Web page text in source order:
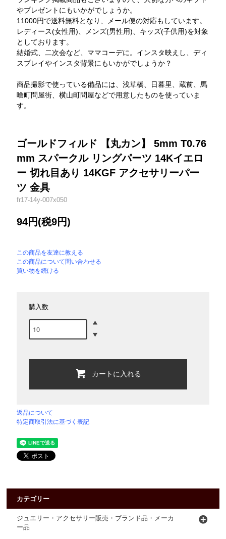
やプレゼントにもいかがでしょうか。
11000円で送料無料となり、メール便の対応もしています。
レディース(女性用)、メンズ(男性用)、キッズ(子供用)を対象
としております。
結婚式、二次会など、ママコーデに。インスタ映えし、ディ
スプレイやインスタ背景にもいかがでしょうか？
商品撮影で使っている備品には、浅草橋、日暮里、蔵前、馬
喰町問屋街、横山町問屋などで用意したものを使っていま
す。
ゴールドフィルド 【丸カン】 5mm T0.76
mm スパークル リングパーツ 14Kイエロ
ー 切れ目あり 14KGF アクセサリーパー
ツ 金具
fr17-14y-007x050
94円(税9円)
この商品を友達に教える
この商品について問い合わせる
買い物を続ける
購入数
カートに入れる
返品について
特定商取引法に基づく表記
カテゴリー
ジュエリー・アクセサリー販売・ブランド品・メーカ
ー品